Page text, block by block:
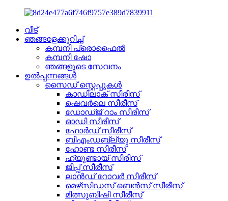
വീട്
ഞങ്ങളേക്കുറിച്ച്
കമ്പനി പ്രൊഫൈൽ
കമ്പനി ഷോ
ഞങ്ങളുടെ സേവനം
ഉൽപ്പന്നങ്ങൾ
സൈഡ് സ്റ്റെപ്പുകൾ
കാഡിലാക് സീരീസ്
ഷെവർലെ സീരീസ്
ഡോഡ്ജ് റാം സീരീസ്
ഓഡി സീരീസ്
ഫോർഡ് സീരീസ്
ബിഎംഡബ്ല്യു സീരീസ്
ഹോണ്ട സീരീസ്
ഹ്യുണ്ടായ് സീരീസ്
ജീപ്പ് സീരീസ്
ലാൻഡ് റോവർ സീരീസ്
മെഴ്‌സിഡസ് ബെൻസ് സീരീസ്
മിത്സുബിഷി സീരീസ്